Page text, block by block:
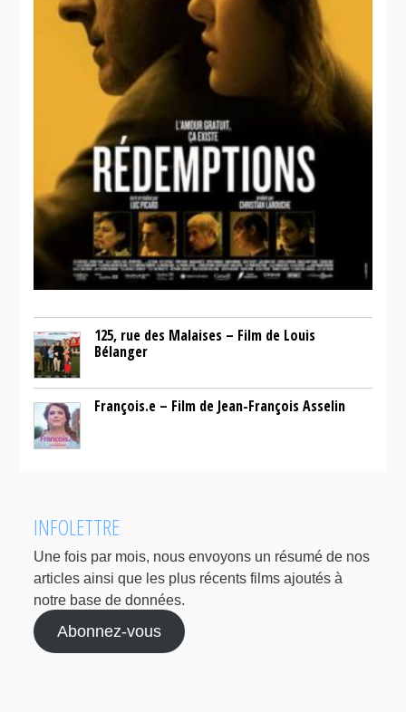
125, rue des Malaises – Film de Louis
Bélanger
François.e – Film de Jean-François Asselin
INFOLETTRE
Une fois par mois, nous envoyons un résumé de nos
articles ainsi que les plus récents films ajoutés à
notre base de données.
Abonnez-vous